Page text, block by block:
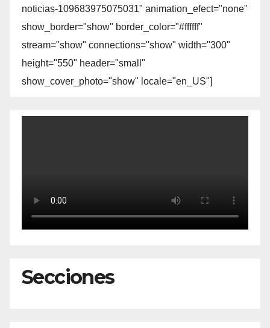
noticias-109683975075031" animation_efect="none"
show_border="show" border_color="#ffffff"
stream="show" connections="show" width="300"
height="550" header="small"
show_cover_photo="show" locale="en_US"]
Secciones